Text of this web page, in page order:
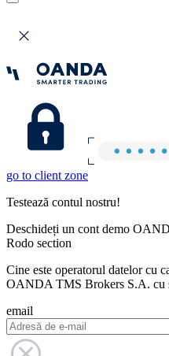
go to client zone
Testează contul nostru!
Deschideți un cont demo
Rodo section
Cine este operatorul datelor cu
OANDA TMS Brokers S.A. cu
email